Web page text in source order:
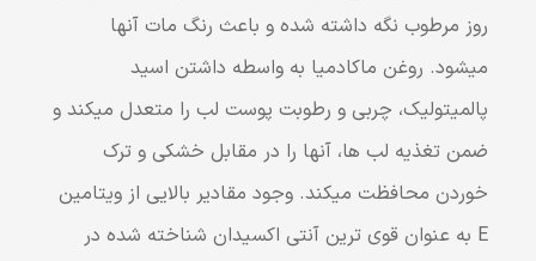
روز مرطوب نگه داشته شده و باعث رنگ مات آنها
میشود. روغن ماکادمیا به واسطه داشتن اسید
پالمیتولیک، چربی و رطوبت پوست لب را متعدل میکند و
ضمن تغذیه لب ها، آنها را در مقابل خشکی و ترک
خوردن محافظت میکند. وجود مقادیر بالایی از ویتامین
E به عنوان قوی ترین آنتی اکسیدان شناخته شده در